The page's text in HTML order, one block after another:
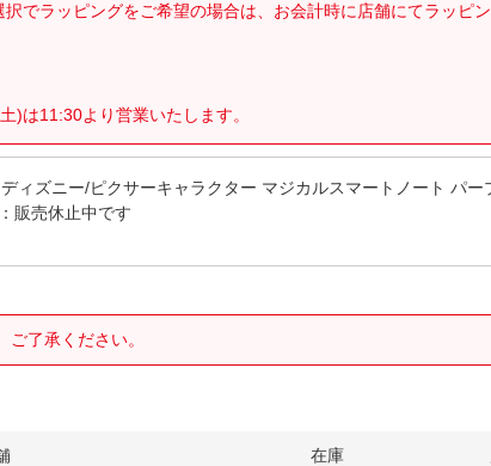
択でラッピングをご希望の場合は、お会計時に店舗にてラッピ
)は11:30より営業いたします。
ィズニー/ピクサーキャラクター マジカルスマートノート パー
販売休止中です
了承ください。
在庫